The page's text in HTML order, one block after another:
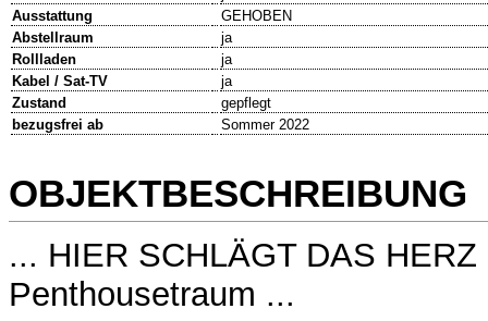
Ausstattung
GEHOBEN
Abstellraum
ja
Rollladen
ja
Kabel / Sat-TV
ja
Zustand
gepflegt
bezugsfrei ab
Sommer 2022
OBJEKTBESCHREIBUNG
... HIER SCHLÄGT DAS
Penthousetraum ...